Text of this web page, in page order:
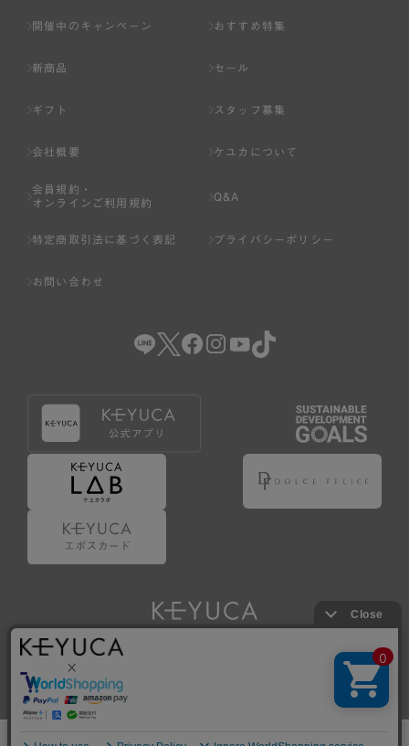
開催中のキャンペーン おすすめ特集
新商品 セール
ギフト スタッフ募集
会社概要 ケユカについて
会員規約・
オンラインご利用規約
Q&A
特定商取引法に基づく表記 プライバシーポリシー
お問い合わせ
Copyright © KAWAJUN Co., Ltd. All Rights Reserved.